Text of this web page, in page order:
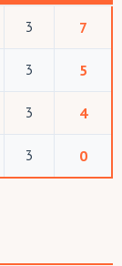
3 7
3 5
3 4
3 0